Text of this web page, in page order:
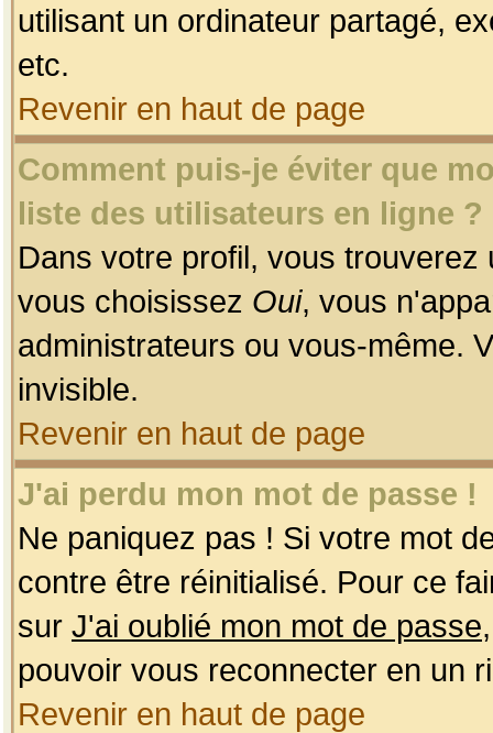
utilisant un ordinateur partagé,
etc.
Revenir en haut de page
Comment puis-je éviter que
liste des utilisateurs en ligne ?
Dans votre profil, vous
vous choisissez Oui, vous
administrateurs ou vous-même.
invisible.
Revenir en haut de page
J'ai perdu mon mot de passe !
Ne paniquez pas ! Si votre mot
contre être réinitialisé. Pour ce
sur J'ai oublié mon mot de passe
pouvoir vous reconnecter en un
Revenir en haut de page